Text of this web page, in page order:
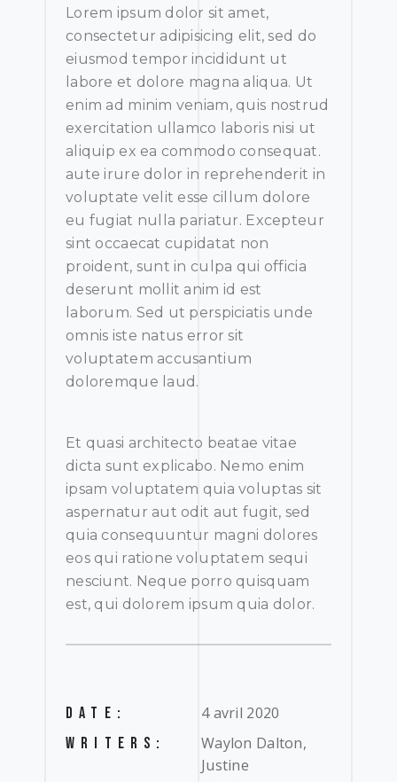
Lorem ipsum dolor sit amet,
consectetur adipisicing elit, sed do
eiusmod tempor incididunt ut
labore et dolore magna aliqua. Ut
enim ad minim veniam, quis nostrud
exercitation ullamco laboris nisi ut
aliquip ex ea commodo consequat.
aute irure dolor in reprehenderit in
voluptate velit esse cillum dolore
eu fugiat nulla pariatur. Excepteur
sint occaecat cupidatat non
proident, sunt in culpa qui officia
deserunt mollit anim id est
laborum. Sed ut perspiciatis unde
omnis iste natus error sit
voluptatem accusantium
doloremque laud.
Et quasi architecto beatae vitae
dicta sunt explicabo. Nemo enim
ipsam voluptatem quia voluptas sit
aspernatur aut odit aut fugit, sed
quia consequuntur magni dolores
eos qui ratione voluptatem sequi
nesciunt. Neque porro quisquam
est, qui dolorem ipsum quia dolor.
DATE: 4 avril 2020
WRITERS:
Waylon Dalton,
Justine